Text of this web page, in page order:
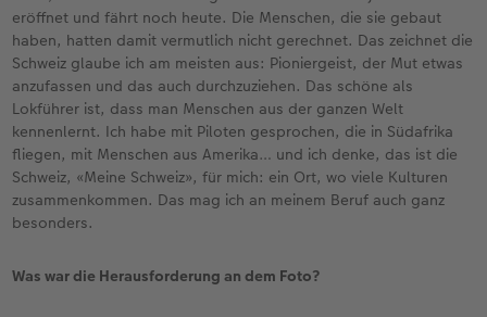
eröffnet und fährt noch heute. Die Menschen, die sie gebaut
haben, hatten damit vermutlich nicht gerechnet. Das zeichnet die
Schweiz glaube ich am meisten aus: Pioniergeist, der Mut etwas
anzufassen und das auch durchzuziehen. Das schöne als
Lokführer ist, dass man Menschen aus der ganzen Welt
kennenlernt. Ich habe mit Piloten gesprochen, die in Südafrika
fliegen, mit Menschen aus Amerika… und ich denke, das ist die
Schweiz, «Meine Schweiz», für mich: ein Ort, wo viele Kulturen
zusammenkommen. Das mag ich an meinem Beruf auch ganz
besonders.
Was war die Herausforderung an dem Foto?